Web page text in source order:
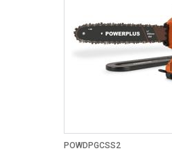
POWDPGCSS2